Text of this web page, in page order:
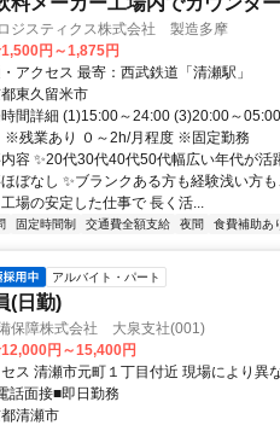
ジスティクス株式会社 製造多摩
円～1,875円
アクセス 最寄：西武鉄道「清瀬駅」
東久留米市
間詳細 (1)15:00～24:00 (3)20:00～
※残業あり ０～2h/月程度 ※固定勤務
容 ✨20代30代40代50代幅広い年代が活
ぼなし ✨ブランクある方も経験浅い方
場の安定した仕事で 長く活...
固定時間制 交通費全額支給 夜間 食費補助あ
アルバイト・パート
(日勤)
保障株式会社 大泉支社(001)
12,000円～15,400円
ス 清瀬市元町１丁目付近 現場により異
話面接■即日勤務
清瀬市